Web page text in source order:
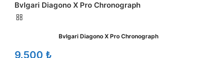
Bvlgari Diagono X Pro Chronograph
Bvlgari Diagono X Pro Chronograph
₺